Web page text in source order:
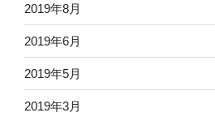
2019年8月
2019年6月
2019年5月
2019年3月